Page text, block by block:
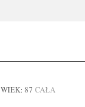
WIEK: 87 CAŁA